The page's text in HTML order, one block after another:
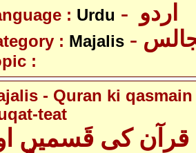
: Urdu
: Majalis
:
- Quran ki
teat
کی قَسمیں